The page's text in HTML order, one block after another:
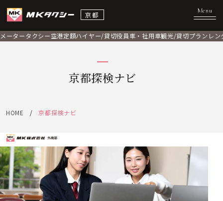
京都
メータータクシー空港定額ハイヤー/貸切役員車・社用車観光/貸切プラン レ
京都探検ナビ
HOME 京都探検ナビ